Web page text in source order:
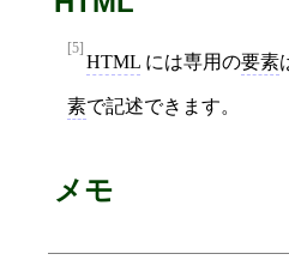
[5]
HTML には専用の要素
素で記述できます。
メモ